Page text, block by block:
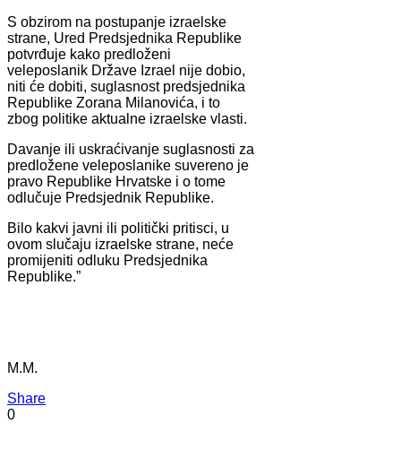
S obzirom na postupanje izraelske
strane, Ured Predsjednika Republike
potvrđuje kako predloženi
veleposlanik Države Izrael nije dobio,
niti će dobiti, suglasnost predsjednika
Republike Zorana Milanovića, i to
zbog politike aktualne izraelske vlasti.
Davanje ili uskraćivanje suglasnosti za
predložene veleposlanike suvereno je
pravo Republike Hrvatske i o tome
odlučuje Predsjednik Republike.
Bilo kakvi javni ili politički pritisci, u
ovom slučaju izraelske strane, neće
promijeniti odluku Predsjednika
Republike.”
M.M.
Share
0